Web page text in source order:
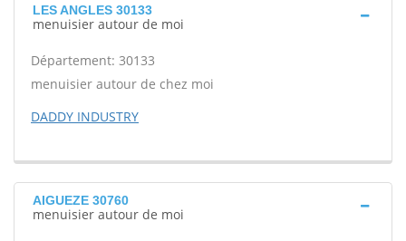
LES ANGLES 30133
menuisier autour de moi
Département: 30133
menuisier autour de chez moi
DADDY INDUSTRY
AIGUEZE 30760
menuisier autour de moi